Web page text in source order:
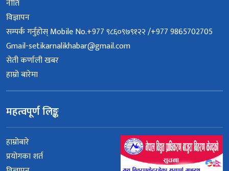
नीति
विज्ञापन
सम्पर्क गर्नुहोस् Mobile No.+977 ९८६०९७९१२२ /+977 9865702705
Gmail-setikarnalikhabar@gmail.com
सेती कर्णाली खबर
हाम्रो बारेमा
महत्वपूर्ण लिङ्क
हाम्रोबारे
प्रयोगका शर्त